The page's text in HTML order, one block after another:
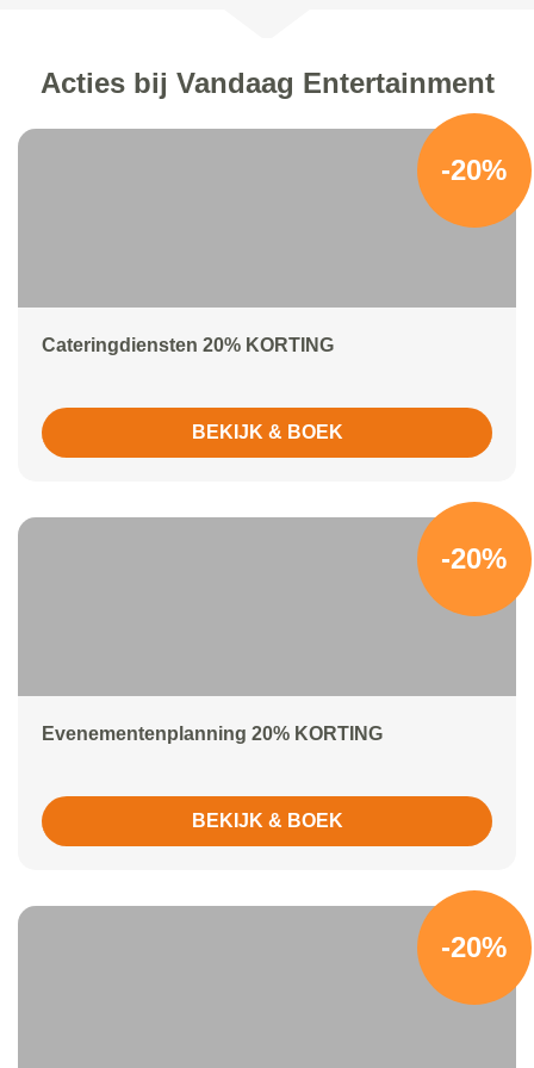
Acties bij Vandaag Entertainment
-20%
Cateringdiensten 20% KORTING
BEKIJK & BOEK
-20%
Evenementenplanning 20% KORTING
BEKIJK & BOEK
-20%